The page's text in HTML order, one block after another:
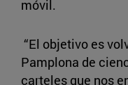
móvil.
“El objetivo es
Pamplona de
carteles que nos